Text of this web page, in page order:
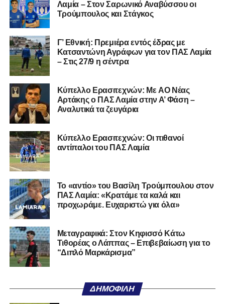
Ακολουθήστε τοlamiara.grστοGoogle Newsγια να
μαθαίνετε πρώτοι τα κυανόλευκα νέα στην Ελλάδα και τον
υπόλοιπο κόσμο. Ακολουθήστε το lamiara.gr στο
Facebook, στο Twitterκαι στοInstagram για να
μαθαίνετε σε χρόνο dt όλα τα νέα.
Λαμία – Στον Σαρωνικό Αναβύσσου οι
Τρούμπουλος και Στάγκος
Γ’ Εθνική: Πρεμιέρα εντός έδρας με
Κατσαντώνη Αγράφων για τον ΠΑΣ Λαμία
– Στις 27/9 η σέντρα
Kύπελλο Ερασιτεχνών: Με AO Nέας
Αρτάκης ο ΠΑΣ Λαμία στην Α’ Φάση –
Αναλυτικά τα ζευγάρια
Κύπελλο Ερασιτεχνών: Οι πιθανοί
αντίπαλοι του ΠΑΣ Λαμία
Το «αντίο» του Βασίλη Τρούμπουλου στον
ΠΑΣ Λαμία: «Κρατάμε τα καλά και
προχωράμε. Ευχαριστώ για όλα»
Μεταγραφικά: Στον Κηφισσό Κάτω
Τιθορέας ο Λάππας – Επιβεβαίωση για το
“Διπλό Μαρκάρισμα”
ΔΗΜΟΦΙΛΉ